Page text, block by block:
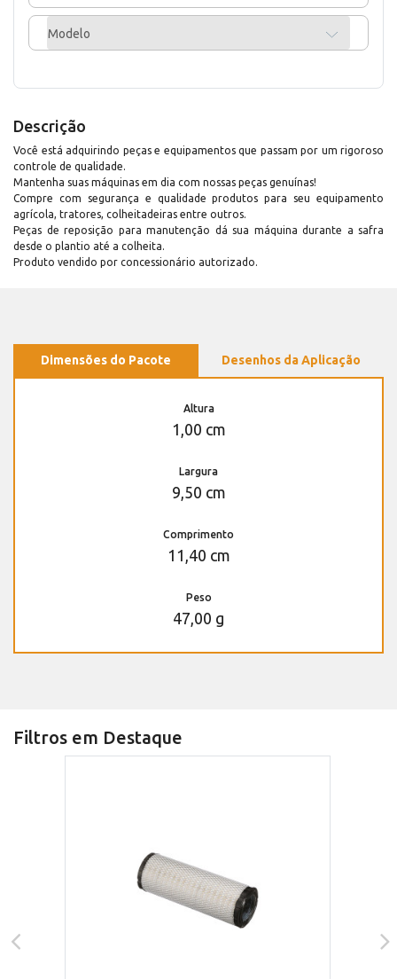
Modelo
Descrição
Você está adquirindo peças e equipamentos que passam por um rigoroso
controle de qualidade.
Mantenha suas máquinas em dia com nossas peças genuínas!
Compre com segurança e qualidade produtos para seu equipamento
agrícola, tratores, colheitadeiras entre outros.
Peças de reposição para manutenção dá sua máquina durante a safra
desde o plantio até a colheita.
Produto vendido por concessionário autorizado.
Dimensões do Pacote Desenhos da Aplicação
Altura
1,00 cm
Largura
9,50 cm
Comprimento
11,40 cm
Peso
47,00 g
Filtros em Destaque